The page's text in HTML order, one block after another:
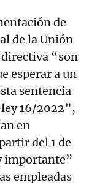
de
de la Unión
“son
esperar a un
sentencia
16/2022”,
en
del 1 de
importante”
empleadas